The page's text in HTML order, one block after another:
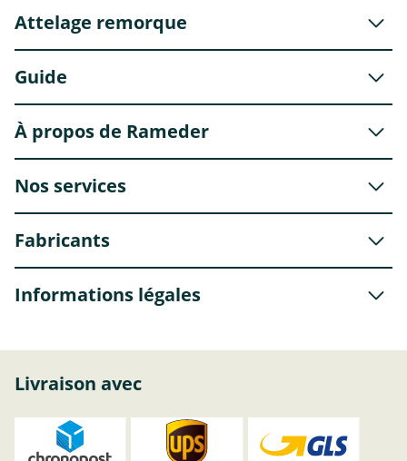
Attelage remorque
Guide
À propos de Rameder
Nos services
Fabricants
Informations légales
Livraison avec